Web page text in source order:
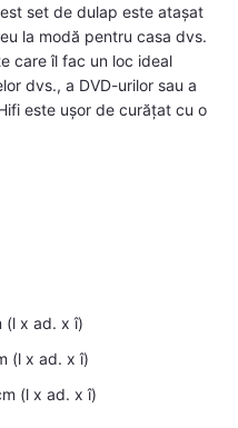
set de dulap este atașat
la modă pentru casa dvs.
care îl fac un loc ideal
dvs., a DVD-urilor sau a
este ușor de curățat cu o
(l x ad. x î)
(l x ad. x î)
(l x ad. x î)